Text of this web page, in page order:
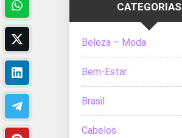
CATEGORIAS
Beleza – Moda
Bem-Estar
Brasil
Cabelos